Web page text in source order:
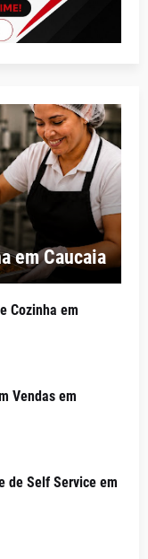
em Caucaia
Cozinha em
Vendas em
de Self Service em